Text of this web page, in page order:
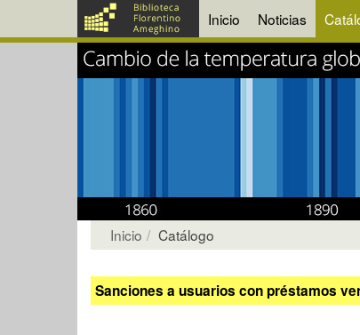
Inicio Noticias
Inicio Catálogo
Sanciones a usuarios con préstamos